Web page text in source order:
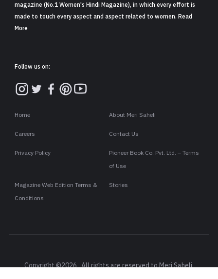
magazine (No.1 Women's Hindi Magazine), in which every effort is
made to touch every aspect and aspect related to women. Read
More
Follow us on:
Home About Meri Saheli
Careers Contact Us
Privacy Policy
Pioneer Book Co. Pvt. Ltd. – Terms
of Use
Magazine Web Edition Terms &
Conditions
Stories
Copyright ©2026 . All rights are reserved to Meri Saheli.